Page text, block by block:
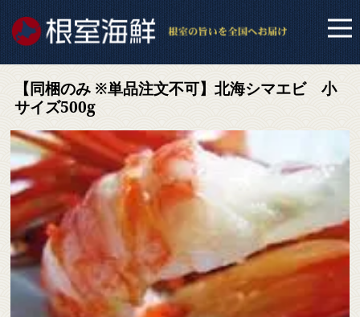
【同梱のみ ※単品注文不可】北海シマエビ 小
サイズ500g